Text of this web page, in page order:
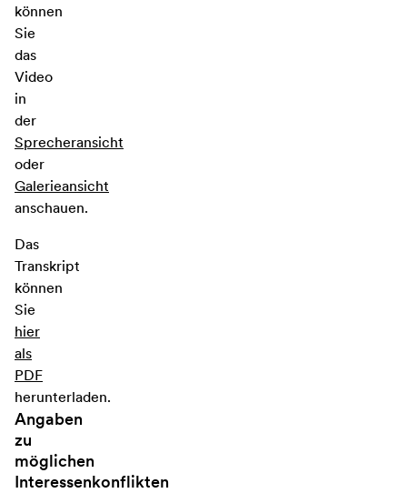
können
Sie
das
Video
in
der
Sprecheransicht
oder
Galerieansicht
anschauen.
Das
Transkript
können
Sie
hier
als
PDF
herunterladen.
Angaben
zu
möglichen
Interessenkonflikten